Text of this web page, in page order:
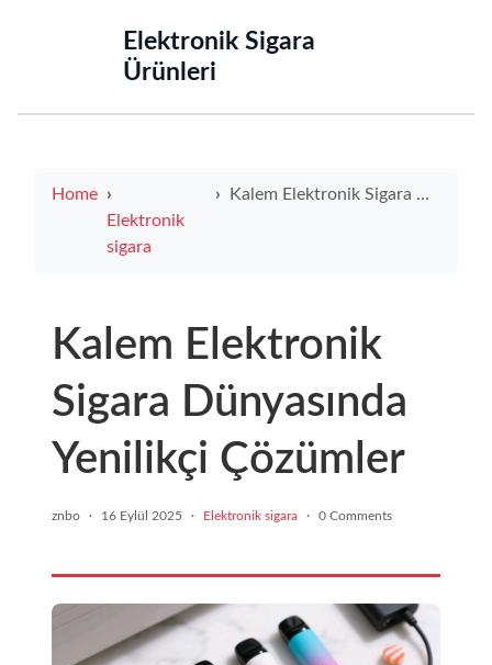
‌Elektronik Sigara
Ürünleri‌
Home
Elektronik
sigara
Kalem Elektronik Sigara Dünyasında Yenilikçi Çözümler
Kalem Elektronik
Sigara Dünyasında
Yenilikçi Çözümler
znbo · 16 Eylül 2025 · Elektronik sigara · 0 Comments